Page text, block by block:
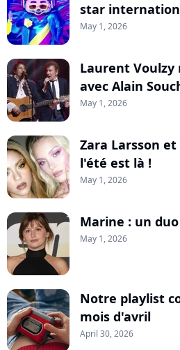
star
May 1, 2026
Laurent Voulzy
avec Alain
May 1, 2026
Zara Larsson
l'été est là !
May 1, 2026
Marine : un
May 1, 2026
Notre playlist
mois d'avril
April 30, 2026